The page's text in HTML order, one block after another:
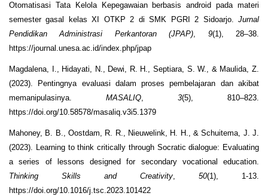
Otomatisasi Tata Kelola Kepegawaian berbasis android pada materi
semester gasal kelas XI OTKP 2 di SMK PGRI 2 Sidoarjo. Jurnal
Pendidikan Administrasi Perkantoran (JPAP), 9(1), 28–38.
https://journal.unesa.ac.id/index.php/jpap
Magdalena, I., Hidayati, N., Dewi, R. H., Septiara, S. W., & Maulida, Z.
(2023). Pentingnya evaluasi dalam proses pembelajaran dan akibat
memanipulasinya. MASALIQ, 3(5), 810–823.
https://doi.org/10.58578/masaliq.v3i5.1379
Mahoney, B. B., Oostdam, R. R., Nieuwelink, H. H., & Schuitema, J. J.
(2023). Learning to think critically through Socratic dialogue: Evaluating
a series of lessons designed for secondary vocational education.
Thinking Skills and Creativity, 50(1), 1-13.
https://doi.org/10.1016/j.tsc.2023.101422